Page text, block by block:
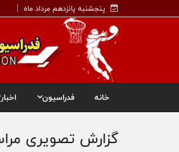
پنجشنبه پانزدهم مرداد ماه
خانه فدراسیون اخبار
گزارش تصویری